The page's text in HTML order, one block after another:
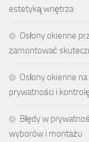
estetyką wnętrza
Osłony okienne
zamontować
Osłony okienne
prywatności i
Błędy w
wyborów i montażu